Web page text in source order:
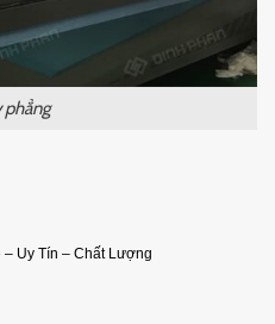
phẳng
– Uy Tín – Chất Lượng